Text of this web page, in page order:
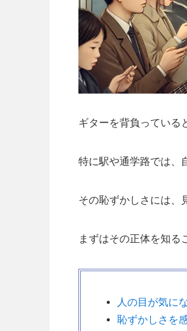
ギターを背負っている
特に駅や通学路では、
その恥ずかしさには、
まずはその正体を知る
人の目が気に
恥ずかしさを